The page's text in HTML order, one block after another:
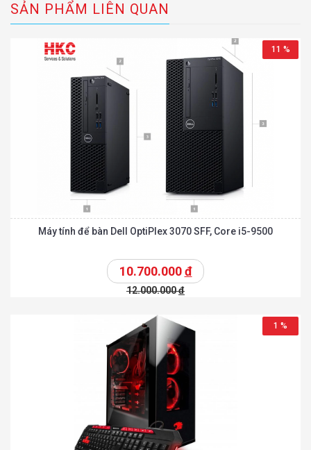
SẢN PHẨM LIÊN QUAN
11 %
Máy tính để bàn Dell OptiPlex 3070 SFF, Core i5-9500
10.700.000đ
12.000.000đ
1 %